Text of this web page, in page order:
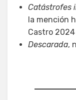
Catástrofes
la mención
Castro 2024
Descarada,